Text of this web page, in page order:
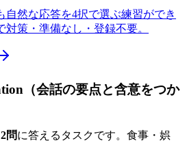
自然な応答を4択で選ぶ練習ができ
対策・準備なし・登録不要。
（会話の要点と含意をつか
2問に答えるタスクです。食事・娯